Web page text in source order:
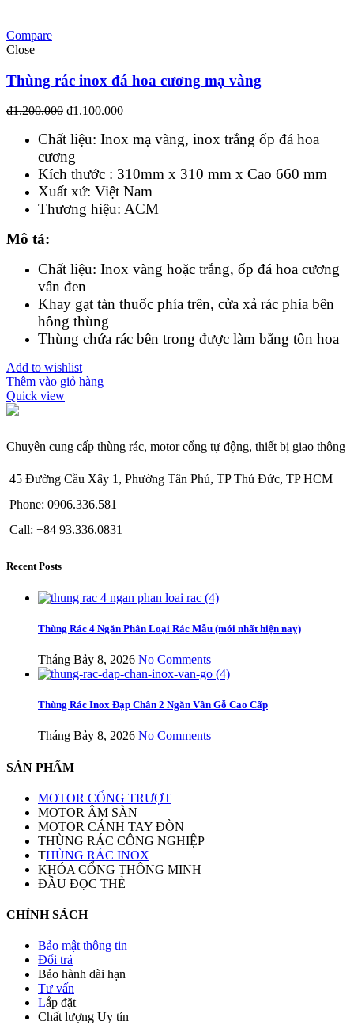
Compare
Close
Thùng rác inox đá hoa cương mạ vàng
₫1.200.000 ₫1.100.000
Chất liệu: Inox mạ vàng, inox trắng ốp đá hoa
cương
Kích thước : 310mm x 310 mm x Cao 660 mm
Xuất xứ: Việt Nam
Thương hiệu: ACM
Mô tả:
Chất liệu: Inox vàng hoặc trắng, ốp đá hoa cương
vân đen
Khay gạt tàn thuốc phía trên, cửa xả rác phía bên
hông thùng
Thùng chứa rác bên trong được làm bằng tôn hoa
Add to wishlist
Thêm vào giỏ hàng
Quick view
Chuyên cung cấp thùng rác, motor cổng tự động, thiết bị giao thông
45 Đường Cầu Xây 1, Phường Tân Phú, TP Thủ Đức, TP HCM
Phone: 0906.336.581
Call: +84 93.336.0831
Recent Posts
Thùng Rác 4 Ngăn Phân Loại Rác Mẫu (mới nhất hiện nay)
Tháng Bảy 8, 2026 No Comments
Thùng Rác Inox Đạp Chân 2 Ngăn Vân Gỗ Cao Cấp
Tháng Bảy 8, 2026 No Comments
SẢN PHẨM
MOTOR CỔNG TRƯỢT
MOTOR ÂM SÀN
MOTOR CÁNH TAY ĐÒN
THÙNG RÁC CÔNG NGHIỆP
THÙNG RÁC INOX
KHÓA CỔNG THÔNG MINH
ĐẦU ĐỌC THẺ
CHÍNH SÁCH
Bảo mật thông tin
Đổi trả
Bảo hành dài hạn
Tư vấn
Lắp đặt
Chất lượng Uy tín